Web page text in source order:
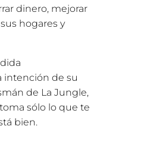
dinero, mejorar
hogares y
intención de su
de La Jungle,
sólo lo que te
bien.